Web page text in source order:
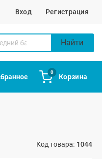
Вход Регистрация
Найти
0
Корзина
Код товара: 1044